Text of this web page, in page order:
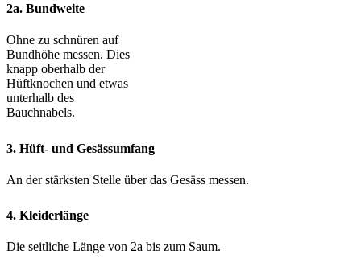
2a. Bundweite
Ohne zu schnüren auf
Bundhöhe messen. Dies
knapp oberhalb der
Hüftknochen und etwas
unterhalb des
Bauchnabels.
3. Hüft- und Gesässumfang
An der stärksten Stelle über das Gesäss messen.
4. Kleiderlänge
Die seitliche Länge von 2a bis zum Saum.